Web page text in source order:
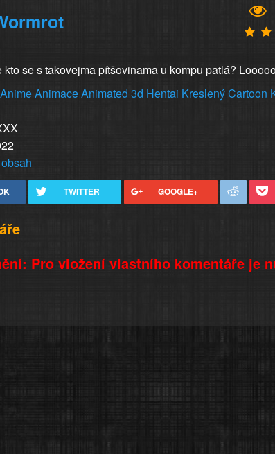
kto se s takovejma pítšovinama u kompu patlá?
AnimeAnimaceAnimated 3d Hentai KreslenýCartoon
TWITTER GOOGLE+
Pro vložení vlastního komentáře je